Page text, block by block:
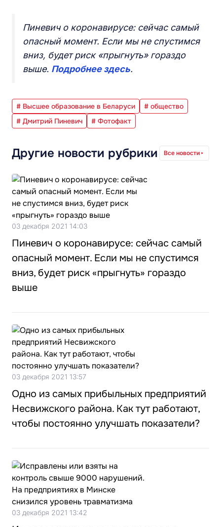
Пиневич о коронавирусе: сейчас самый
опасный момент. Если мы не спустимся
вниз, будет риск «прыгнуть» гораздо
выше. Подробнее здесь.
# Высшее образование в Беларуси
# общество
# Дмитрий Пиневич
# Фотофакт
Другие новости рубрики Все новости
03 декабря 2021 14:03
Пиневич о коронавирусе: сейчас самый
опасный момент. Если мы не спустимся
вниз, будет риск «прыгнуть» гораздо
выше
03 декабря 2021 13:57
Одно из самых прибыльных предприятий
Несвижского района. Как тут работают,
чтобы постоянно улучшать показатели?
03 декабря 2021 13:42